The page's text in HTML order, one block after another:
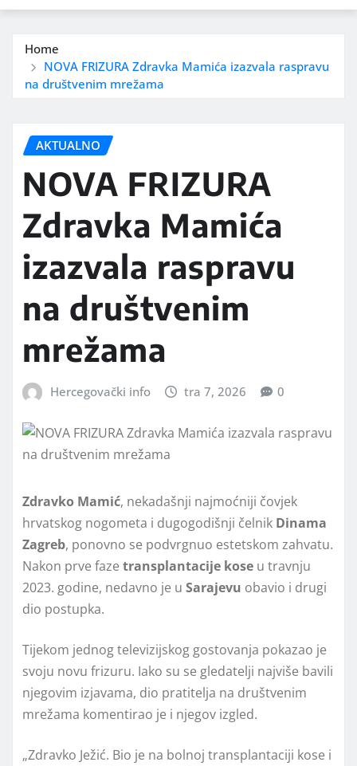
Home
NOVA FRIZURA Zdravka Mamića izazvala raspravu
na društvenim mrežama
AKTUALNO
NOVA FRIZURA
Zdravka Mamića
izazvala raspravu
na društvenim
mrežama
Hercegovački info tra 7, 2026 0
Zdravko Mamić, nekadašnji najmoćniji čovjek
hrvatskog nogometa i dugogodišnji čelnik Dinama
Zagreb, ponovno se podvrgnuo estetskom zahvatu.
Nakon prve faze transplantacije kose u travnju
2023. godine, nedavno je u Sarajevu obavio i drugi
dio postupka.
Tijekom jednog televizijskog gostovanja pokazao je
svoju novu frizuru. Iako su se gledatelji najviše bavili
njegovim izjavama, dio pratitelja na društvenim
mrežama komentirao je i njegov izgled.
„Zdravko Ježić. Bio je na bolnoj transplantaciji kose i